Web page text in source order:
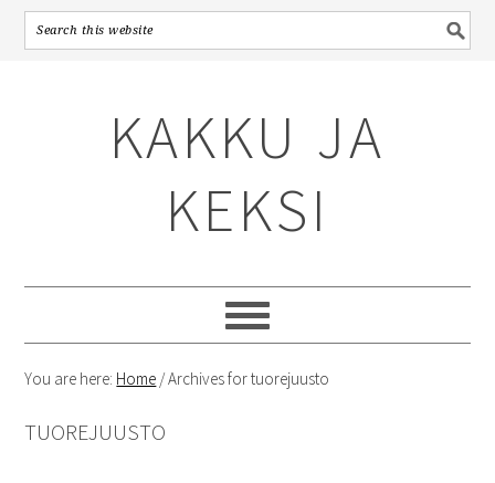
KAKKU JA
KEKSI
You are here: Home /Archives for tuorejuusto
TUOREJUUSTO